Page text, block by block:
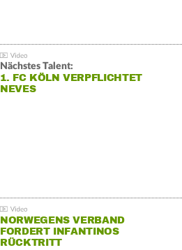
Nächstes Talent:
1. FC KÖLN VERPFLICHTET
NEVES
NORWEGENS VERBAND
FORDERT INFANTINOS
RÜCKTRITT